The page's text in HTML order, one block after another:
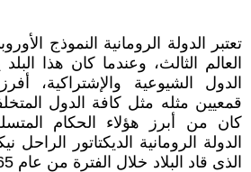
تعتبر الدولة الرومانية النموذج
العالم الثالث، وعندما كان هذا
الدول الشيوعية والإشتراكية،
قمعيين مثله مثل كافة الدول
كان من أبرز هؤلاء الحكام
الدولة الرومانية الديكتاتور